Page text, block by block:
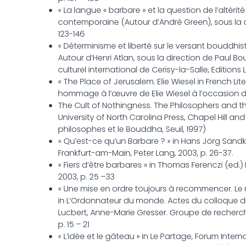
« La langue « barbare » et la question de
contemporaine (Autour d’André Green), sous la
123-146
« Déterminisme et liberté sur le versant
Autour d’Henri Atlan, sous la direction de Paul
culturel international de Cerisy-la-Salle, Editions
« The Place of Jerusalem. Elie Wiesel in French
hommage à l’œuvre de Elie Wiesel à l’occasion
The Cult of Nothingness. The Philosophers and
University of North Carolina Press, Chapel Hill
philosophes et le Bouddha, Seuil, 1997)
« Qu’est-ce qu’un Barbare ? » in Hans Jörg
Frankfurt-am-Main, Peter Lang, 2003, p. 26-37.
« Fiers d’être barbares » in Thomas Ferenczi
2003, p. 25 –33
« Une mise en ordre toujours à recommencer.
in L’Ordonnateur du monde. Actes du colloque
Lucbert, Anne-Marie Gresser. Groupe de
p. 15 – 21
« L’idée et le gâteau » in Le Partage, Forum